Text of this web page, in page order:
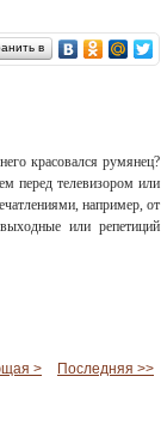
в
красовался румянец?
перед телевизором или
например, от
или репетиций
> Последняя >>